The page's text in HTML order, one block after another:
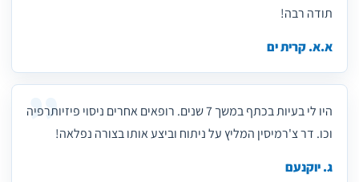
תודה רבה!
א.א. קרית ים
היו לי בעיות בכתף במשך 7 שנים. רופאים אחרים ניסוי פיזיותרפיה
וכו. דר צ'רמיסין המליץ על ניתוח וביצע אותו בצורה נפלאה!
ג. יוקנעם